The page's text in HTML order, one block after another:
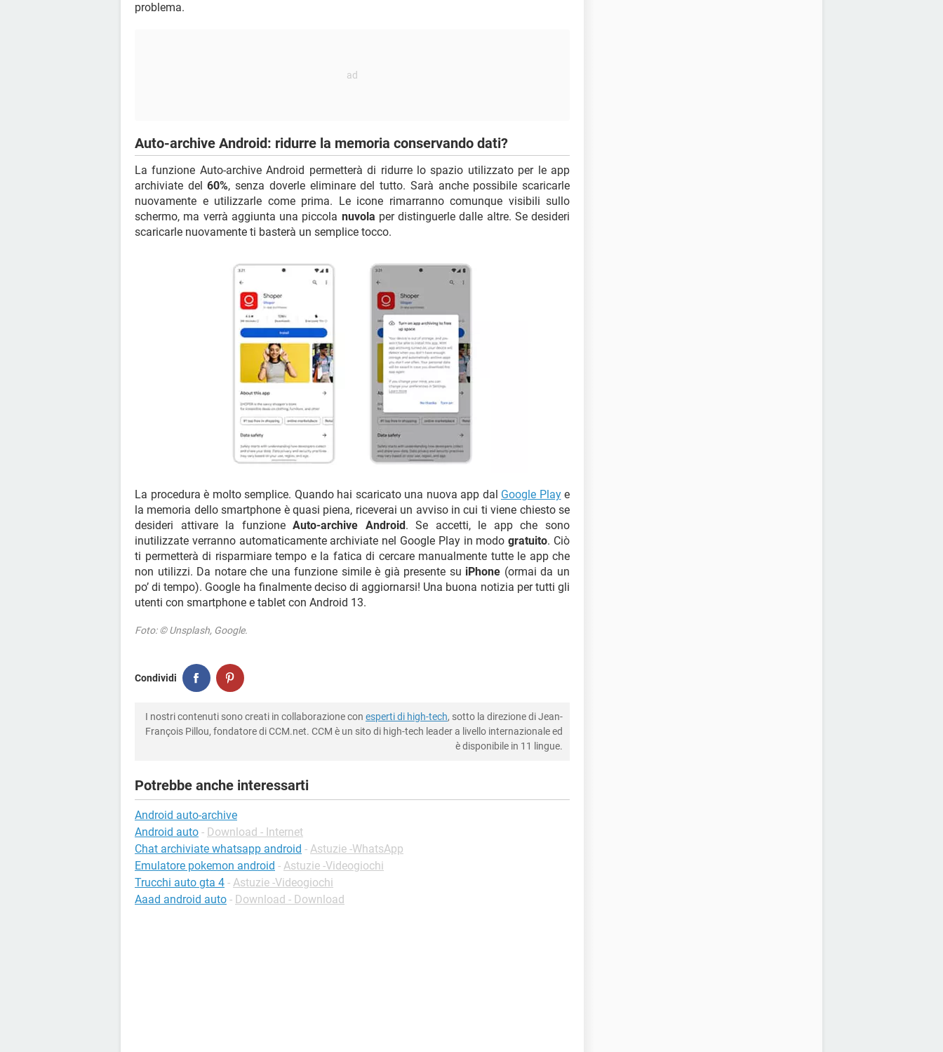
problema.
Auto-archive Android: ridurre la memoria conservando dati?
La funzione Auto-archive Android permetterà di ridurre lo spazio utilizzato per le app
archiviate del60%, senza doverle eliminare del tutto. Sarà anche possibile scaricarle
nuovamente e utilizzarle come prima. Le icone rimarranno comunque visibili sullo
schermo, ma verrà aggiunta una piccola nuvola per distinguerle dalle altre. Se desideri
scaricarle nuovamente ti basterà un semplice tocco.
La procedura è molto semplice. Quando hai scaricato una nuova app dal Google Playe
la memoria dello smartphone è quasi piena, riceverai un avviso in cui ti viene chiesto se
desideri attivare la funzioneAuto-archive Android. Se accetti, le app che sono
inutilizzate verranno automaticamente archiviate nel Google Play in modogratuito. Ciò
ti permetterà di risparmiare tempo e la fatica di cercare manualmente tutte le app che
non utilizzi. Da notare che una funzione simile è già presente su iPhone (ormai da un
po’ di tempo). Google ha finalmente deciso di aggiornarsi! Una buona notizia per tutti gli
utenti con smartphone e tablet con Android 13.
Foto: © Unsplash, Google.
Condividi
I nostri contenuti sono creati in collaborazione con esperti di high-tech, sotto la direzione di Jean-
François Pillou, fondatore di CCM.net. CCM è un sito di high-tech leader a livello internazionale ed
è disponibile in 11 lingue.
Potrebbe anche interessarti
Android auto-archive
Android auto - Download - Internet
Chat archiviate whatsapp android - Astuzie -WhatsApp
Emulatore pokemon android - Astuzie -Videogiochi
Trucchi auto gta 4 - Astuzie -Videogiochi
Aaad android auto - Download - Download